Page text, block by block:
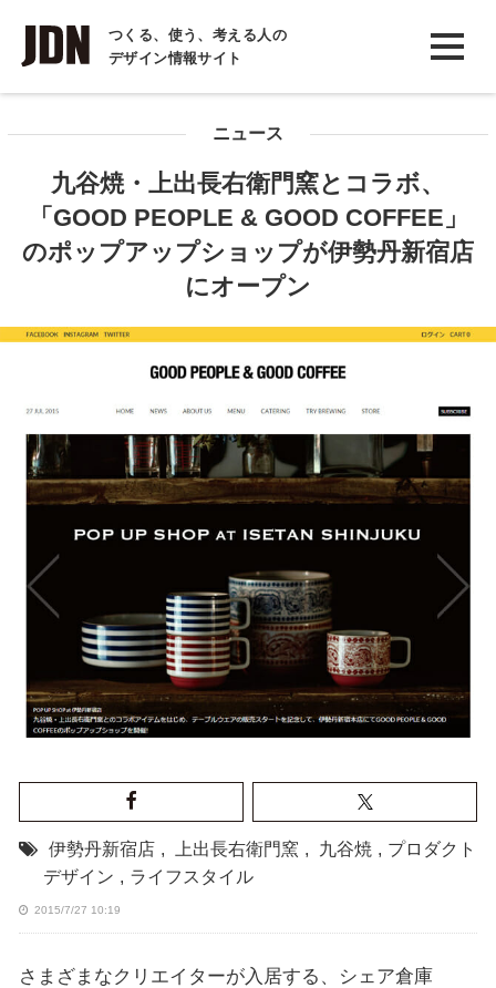
つくる、使う、考える人の
デザイン情報サイト
INTERVIEW
インタビュー
COLUMN
コラム
ニュース
九谷焼・上出長右衛門窯とコラボ、
「GOOD PEOPLE & GOOD COFFEE」
のポップアップショップが伊勢丹新宿店
にオープン
伊勢丹新宿店 , 上出長右衛門窯 , 九谷焼 , プロダクト
デザイン , ライフスタイル
2015/7/27 10:19
さまざまなクリエイターが入居する、シェア倉庫